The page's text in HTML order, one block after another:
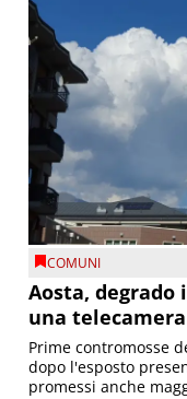
COMUNI
Aosta,
una
Prime contromosse
dopo l'esposto
promessi anche